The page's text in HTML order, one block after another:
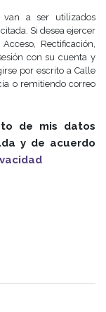
van a ser utilizados
Si desea ejercer
Rectificación,
con su cuenta y
por escrito a Calle
o remitiendo correo
de mis datos
y de acuerdo